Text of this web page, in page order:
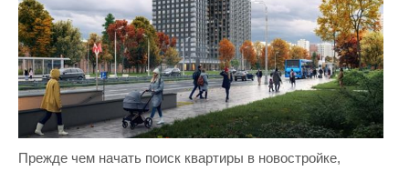
Прежде чем начать поиск квартиры в новостройке,